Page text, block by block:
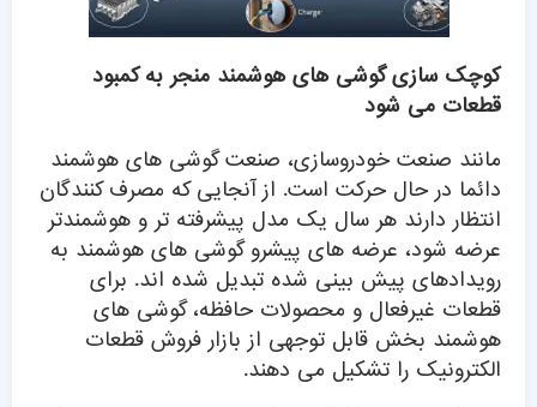
کوچک سازی گوشی های هوشمند منجر به کمبود
قطعات می شود
مانند صنعت خودروسازی، صنعت گوشی های هوشمند
دائما در حال حرکت است. از آنجایی که مصرف کنندگان
انتظار دارند هر سال یک مدل پیشرفته تر و هوشمندتر
عرضه شود، عرضه های پیشرو گوشی های هوشمند به
رویدادهای پیش بینی شده تبدیل شده اند. برای
قطعات غیرفعال و محصولات حافظه، گوشی های
هوشمند بخش قابل توجهی از بازار فروش قطعات
الکترونیک را تشکیل می دهند.